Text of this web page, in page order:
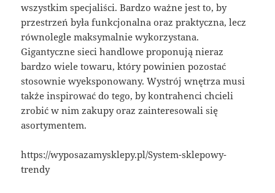
wszystkim specjaliści. Bardzo ważne jest to, by
przestrzeń była funkcjonalna oraz praktyczna, lecz
równolegle maksymalnie wykorzystana.
Gigantyczne sieci handlowe proponują nieraz
bardzo wiele towaru, który powinien pozostać
stosownie wyeksponowany. Wystrój wnętrza musi
także inspirować do tego, by kontrahenci chcieli
zrobić w nim zakupy oraz zainteresowali się
asortymentem.
https://wyposazamysklepy.pl/System-sklepowy-
trendy